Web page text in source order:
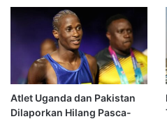
Atlet Uganda dan Pakistan
Dilaporkan Hilang Pasca-